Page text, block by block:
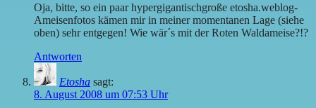
Oja, bitte, so ein paar hypergigantischgroße etosha.weblog-
Ameisenfotos kämen mir in meiner momentanen Lage (siehe
oben) sehr entgegen! Wie wär´s mit der Roten Waldameise?!?
Antworten
Etosha sagt:
8. August 2008 um 07:53 Uhr